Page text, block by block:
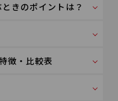
きのポイントは？
徴・比較表